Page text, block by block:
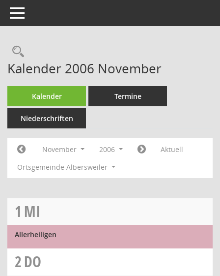
Toggle navigation
Rechercheauswahl
Kalender 2006 November
Kalender Termine
Niederschriften
November 2006
Aktuell
Ortsgemeinde Albersweiler
1 MI
Allerheiligen
2DO